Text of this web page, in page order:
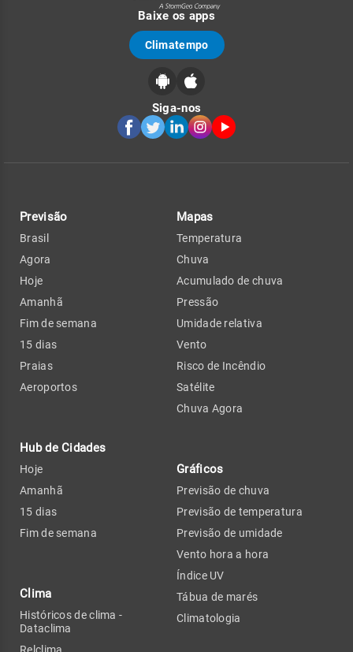
Baixe os apps
Climatempo
Siga-nos
Previsão
Brasil
Agora
Hoje
Amanhã
Fim de semana
15 dias
Praias
Aeroportos
Hub de Cidades
Hoje
Amanhã
15 dias
Fim de semana
Clima
Históricos de clima -
Dataclima
Relclima
Mapas
Temperatura
Chuva
Acumulado de chuva
Pressão
Umidade relativa
Vento
Risco de Incêndio
Satélite
Chuva Agora
Gráficos
Previsão de chuva
Previsão de temperatura
Previsão de umidade
Vento hora a hora
Índice UV
Tábua de marés
Climatologia